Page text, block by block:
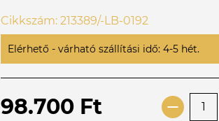
Cikkszám: 213389/-LB-0192
Elérhető - várható szállítási idő: 4-5 hét.
98.700 Ft